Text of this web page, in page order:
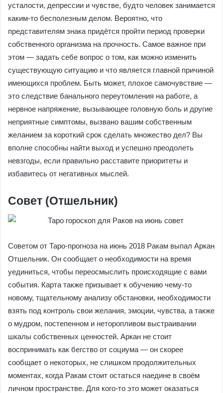
усталости, депрессии и чувстве, будто человек занимается
каким-то бесполезным делом. Вероятно, что
представителям знака придётся пройти период проверки
собственного организма на прочность. Самое важное при
этом — задать себе вопрос о том, как можно изменить
существующую ситуацию и что является главной причиной
имеющихся проблем. Быть может, плохое самочувствие —
это следствие банального переутомления на работе, а
нервное напряжение, вызывающее головную боль и другие
неприятные симптомы, вызвано вашим собственным
желанием за короткий срок сделать множество дел? Вы
вполне способны найти выход и успешно преодолеть
невзгоды, если правильно расставите приоритеты и
избавитесь от негативных мыслей.
Совет (Отшельник)
Советом от Таро-прогноза на июнь 2018 Ракам выпал Аркан
Отшельник. Он сообщает о необходимости на время
уединиться, чтобы переосмыслить происходящие с вами
события. Карта также призывает к обучению чему-то
новому, тщательному анализу обстановки, необходимости
взять под контроль свои желания, эмоции, чувства, а также
о мудром, постепенном и неторопливом выстраивании
шкалы собственных ценностей. Аркан не стоит
воспринимать как бегство от социума — он скорее
сообщает о некоторых, не слишком продолжительных
моментах, когда Ракам стоит остаться наедине в своём
личном пространстве. Для кого-то это может оказаться